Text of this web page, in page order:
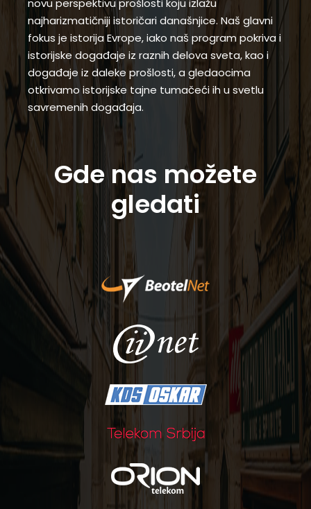
novu perspektivu prošlosti koju izlažu
najharizmatičniji istoričari današnjice. Naš glavni
fokus je istorija Evrope, iako naš program pokriva i
istorijske događaje iz raznih delova sveta, kao i
događaje iz daleke prošlosti, a gledaocima
otkrivamo istorijske tajne tumačeći ih u svetlu
savremenih događaja.
Gde nas možete
gledati